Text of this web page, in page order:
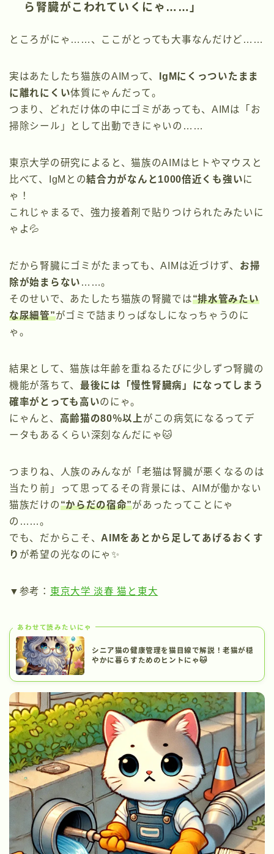
ら腎臓がこわれていくにゃ……」
ところがにゃ……、ここがとっても大事なんだけど……
実はあたしたち猫族のAIMって、
IgMにくっついたまま
に離れにくい体質にゃんだって。
つまり、どれだけ体の中にゴミがあっても、AIMは「お
掃除シール」として出動できにゃいの……
東京大学の研究によると、猫族のAIMはヒトやマウスと
比べて、IgMとの結合力がなんと1000倍近くも強いに
ゃ！
これじゃまるで、強力接着剤で貼りつけられたみたいに
ゃよ💦
だから腎臓にゴミがたまっても、AIMは近づけず、 お掃
除が始まらない ……。
そのせいで、あたしたち猫族の腎臓では“排水管みたい
な尿細管”がゴミで詰まりっぱなしになっちゃうのに
ゃ。
結果として、猫族は年齢を重ねるたびに少しずつ腎臓の
機能が落ちて、 最後には「慢性腎臓病」になってしまう
確率がとっても高いのにゃ。
にゃんと、 高齢猫の80％以上 がこの病気になるってデ
ータもあるくらい深刻なんだにゃ🐱
つまりね、人族のみんなが「老猫は腎臓が悪くなるのは
当たり前」って思ってるその背景には、AIMが働かない
猫族だけの“からだの宿命”があったってことにゃ
の……。
でも、だからこそ、 AIMをあとから足してあげるおくす
り が希望の光なのにゃ✨
▼参考： 東京大学 淡春 猫と東大
あわせて読みたいにゃ
シニア猫の健康管理を猫目線で解説！老猫が穏
やかに暮らすためのヒントにゃ🐱